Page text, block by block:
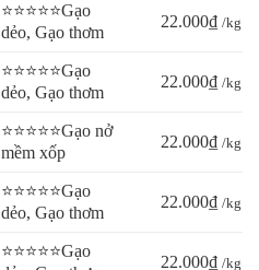
⭐⭐⭐⭐⭐Gạo
dẻo, Gạo thơm
22.000₫ /kg
⭐⭐⭐⭐⭐Gạo
dẻo, Gạo thơm
22.000₫ /kg
⭐⭐⭐⭐⭐Gạo nở
mềm xốp
22.000₫ /kg
⭐⭐⭐⭐⭐Gạo
dẻo, Gạo thơm
22.000₫ /kg
⭐⭐⭐⭐⭐Gạo
22.000₫ /kg